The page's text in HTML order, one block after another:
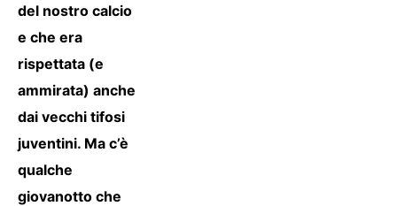
del nostro calcio
e che era
rispettata (e
ammirata) anche
dai vecchi tifosi
juventini. Ma c’è
qualche
giovanotto che